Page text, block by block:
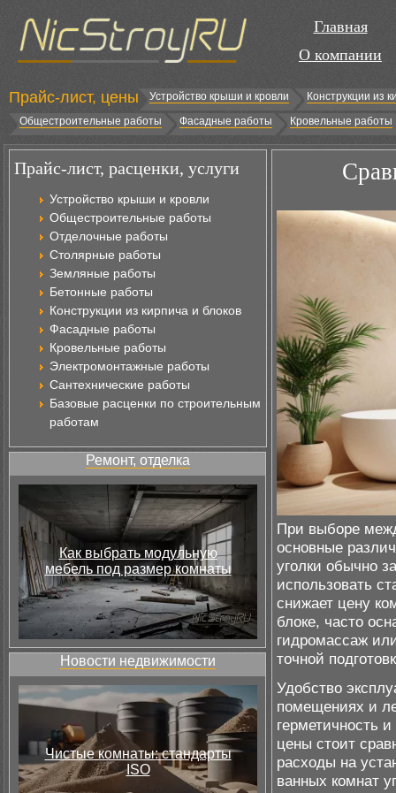
Главная
О компании
Прайс-лист, цены Устройство крыши и кровли
Конструкции из
Общестроительные работы
Фасадные работы Кровельные работы
Прайс-лист, расценки, услуги
Устройство крыши и кровли
Общестроительные работы
Отделочные работы
Столярные работы
Земляные работы
Бетонные работы
Конструкции из кирпича и блоков
Фасадные работы
Кровельные работы
Электромонтажные работы
Сантехнические работы
Базовые расценки по строительным
работам
Ремонт, отделка
Как выбрать модульную
мебель под размер комнаты
Новости недвижимости
Чистые комнаты: стандарты
ISO
При выборе
основные
уголки обычно
использовать
снижает цену
блоке, часто
гидромассаж
точной
Удобство
помещениях и
герметичность
цены стоит
расходы на
ванных комнат